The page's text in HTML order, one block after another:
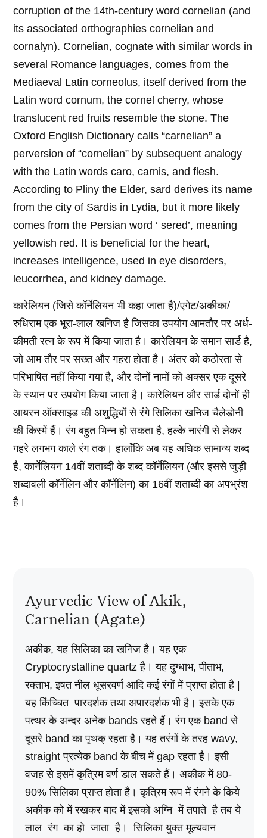
corruption of the 14th-century word cornelian (and
its associated orthographies cornelian and
cornalyn). Cornelian, cognate with similar words in
several Romance languages, comes from the
Mediaeval Latin corneolus, itself derived from the
Latin word cornum, the cornel cherry, whose
translucent red fruits resemble the stone. The
Oxford English Dictionary calls “carnelian” a
perversion of “cornelian” by subsequent analogy
with the Latin words caro, carnis, and flesh.
According to Pliny the Elder, sard derives its name
from the city of Sardis in Lydia, but it more likely
comes from the Persian word ‘ sered’, meaning
yellowish red. It is beneficial for the heart,
increases intelligence, used in eye disorders,
leucorrhea, and kidney damage.
कारेलियन (जिसे कॉर्नेलियन भी कहा जाता है)/एगेट/अकीका/
रुधिराम एक भूरा-लाल खनिज है जिसका उपयोग आमतौर पर अर्ध-
कीमती रत्न के रूप में किया जाता है। कारेलियन के समान सार्ड है,
जो आम तौर पर सख्त और गहरा होता है। अंतर को कठोरता से
परिभाषित नहीं किया गया है, और दोनों नामों को अक्सर एक दूसरे
के स्थान पर उपयोग किया जाता है। कारेलियन और सार्ड दोनों ही
आयरन ऑक्साइड की अशुद्धियों से रंगे सिलिका खनिज चैलेडोनी
की किस्में हैं। रंग बहुत भिन्न हो सकता है, हल्के नारंगी से लेकर
गहरे लगभग काले रंग तक। हालाँकि अब यह अधिक सामान्य शब्द
है, कार्नेलियन 14वीं शताब्दी के शब्द कॉर्नेलियन (और इससे जुड़ी
शब्दावली कॉर्नेलिन और कॉर्नेलिन) का 16वीं शताब्दी का अपभ्रंश
है।
Ayurvedic View of Akik,
Carnelian (Agate)
अकीक, यह सिलिका का खनिज है। यह एक
Cryptocrystalline quartz है। यह दुग्धाभ, पीताभ,
रक्ताभ, इषत नील धूसरवर्ण आदि कई रंगों में प्राप्त होता है |
यह किंच्चित पारदर्शक तथा अपारदर्शक भी है। इसके एक
पत्थर के अन्दर अनेक bands रहते हैं। रंग एक band से
दूसरे band का पृथक्‌ रहता है। यह तरंगों के तरह wavy,
straight प्रत्येक band के बीच में gap रहता है। इसी
वजह से इसमें कृत्रिम वर्ण डाल सकते हैं। अकीक में 80-
90% सिलिका प्राप्त होता है। कृत्रिम रूप में रंगने के किये
अकीक को में रखकर बाद में इसको अग्नि में तपाते है तब ये
लाल रंग का हो जाता है। सिलिका युक्त मूल्यवान